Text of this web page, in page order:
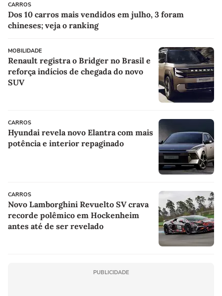
CARROS
Dos 10 carros mais vendidos em julho, 3 foram
chineses; veja o ranking
MOBILIDADE
Renault registra o Bridger no Brasil e
reforça indícios de chegada do novo
SUV
CARROS
Hyundai revela novo Elantra com mais
potência e interior repaginado
CARROS
Novo Lamborghini Revuelto SV crava
recorde polêmico em Hockenheim
antes até de ser revelado
PUBLICIDADE